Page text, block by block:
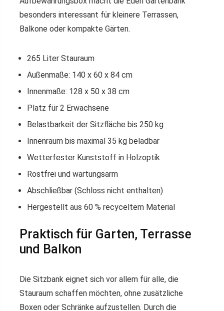
besonders interessant für kleinere Terrassen,
Balkone oder kompakte Gärten.
265 Liter Stauraum
Außenmaße: 140 x 60 x 84 cm
Innenmaße: 128 x 50 x 38 cm
Platz für 2 Erwachsene
Belastbarkeit der Sitzfläche bis 250 kg
Innenraum bis maximal 35 kg beladbar
Wetterfester Kunststoff in Holzoptik
Rostfrei und wartungsarm
Abschließbar (Schloss nicht enthalten)
Hergestellt aus 60 % recyceltem Material
Praktisch für Garten, Terrasse
und Balkon
Die Sitzbank eignet sich vor allem für alle, die
Stauraum schaffen möchten, ohne zusätzliche
Boxen oder Schränke aufzustellen. Durch die